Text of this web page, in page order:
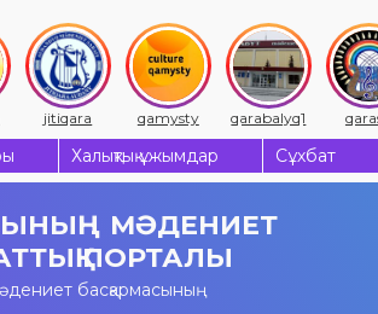
jitiqara qamysty qarabalyq1
Халықтық ұжымдар Сұхбат
МӘДЕНИЕТ
ПОРТАЛЫ
басқармасының